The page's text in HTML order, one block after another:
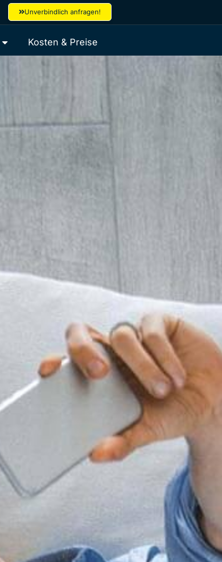
Unverbindlich anfragen!
Kosten & Preise